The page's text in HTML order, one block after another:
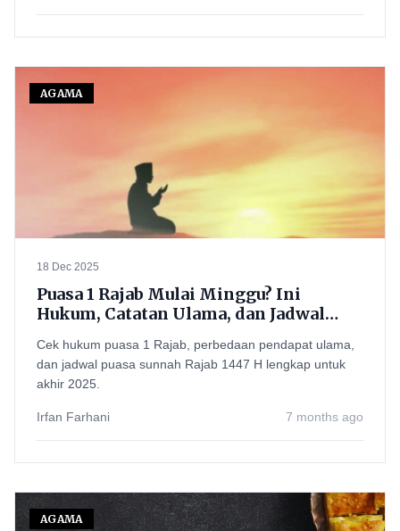
AGAMA
18 Dec 2025
Puasa 1 Rajab Mulai Minggu? Ini
Hukum, Catatan Ulama, dan Jadwal
Cek hukum puasa 1 Rajab, perbedaan pendapat ulama,
dan jadwal puasa sunnah Rajab 1447 H lengkap untuk
akhir 2025.
Irfan Farhani 7 months ago
AGAMA